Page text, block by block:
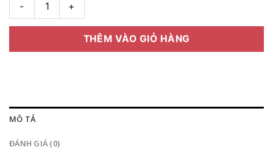
GỌNG KÍNH UNISEX BOLON BJ3218 B10 C số lượng
THÊM VÀO GIỎ HÀNG
MÔ TẢ
ĐÁNH GIÁ (0)